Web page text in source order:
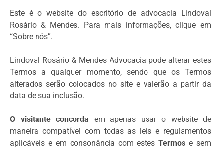
Este é o website do escritório de advocacia Lindoval
Rosário & Mendes. Para mais informações, clique em
“Sobre nós”.
Lindoval Rosário & Mendes Advocacia pode alterar estes
Termos a qualquer momento, sendo que os Termos
alterados serão colocados no site e valerão a partir da
data de sua inclusão.
O visitante concorda em apenas usar o website de
maneira compatível com todas as leis e regulamentos
aplicáveis e em consonância com estesTermos e sem